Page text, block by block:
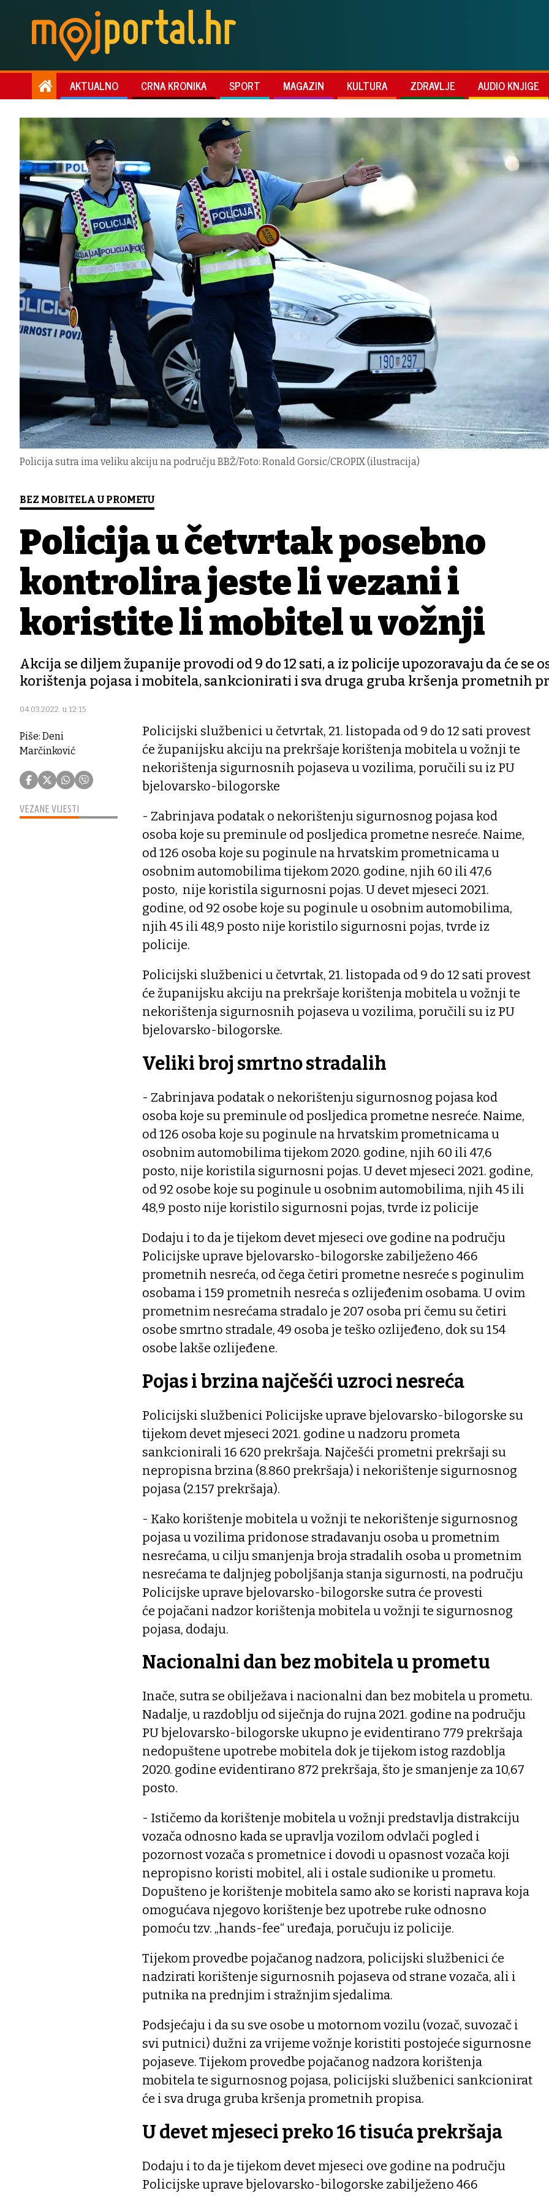
AKTUALNO CRNA KRONIKA SPORT MAGAZIN KULTURA ZDRAVLJE AUDIO KNJIGE
Policija sutra ima veliku akciju na području BBŽ/Foto: Ronald Gorsic/CROPIX (ilustracija)
BEZ MOBITELA U PROMETU
Policija u četvrtak posebno
kontrolira jeste li vezani i
koristite li mobitel u vožnji
Akcija se diljem županije provodi od 9 do 12 sati, a iz policije upozoravaju da će se
korištenja pojasa i mobitela, sankcionirati i sva druga gruba kršenja prometnih
04.03.2022. u 12:15
Piše: Deni
Marčinković
VEZANE VIJESTI
Policijski službenici u četvrtak, 21. listopada od 9 do 12 sati provest
će županijsku akciju na prekršaje korištenja mobitela u vožnji te
nekorištenja sigurnosnih pojaseva u vozilima, poručili su iz PU
bjelovarsko-bilogorske
- Zabrinjava podatak o nekorištenju sigurnosnog pojasa kod
osoba koje su preminule od posljedica prometne nesreće. Naime,
od 126 osoba koje su poginule na hrvatskim prometnicama u
osobnim automobilima tijekom 2020. godine, njih 60 ili 47,6
posto, nije koristila sigurnosni pojas. U devet mjeseci 2021.
godine, od 92 osobe koje su poginule u osobnim automobilima,
njih 45 ili 48,9 posto nije koristilo sigurnosni pojas, tvrde iz
policije.
Policijski službenici u četvrtak, 21. listopada od 9 do 12 sati provest
će županijsku akciju na prekršaje korištenja mobitela u vožnji te
nekorištenja sigurnosnih pojaseva u vozilima, poručili su iz PU
bjelovarsko-bilogorske.
Veliki broj smrtno stradalih
- Zabrinjava podatak o nekorištenju sigurnosnog pojasa kod
osoba koje su preminule od posljedica prometne nesreće. Naime,
od 126 osoba koje su poginule na hrvatskim prometnicama u
osobnim automobilima tijekom 2020. godine, njih 60 ili 47,6
posto, nije koristila sigurnosni pojas. U devet mjeseci 2021. godine,
od 92 osobe koje su poginule u osobnim automobilima, njih 45 ili
48,9 posto nije koristilo sigurnosni pojas, tvrde iz policije
Dodaju i to da je tijekom devet mjeseci ove godine na području
Policijske uprave bjelovarsko-bilogorske zabilježeno 466
prometnih nesreća, od čega četiri prometne nesreće s poginulim
osobama i 159 prometnih nesreća s ozlijeđenim osobama. U ovim
prometnim nesrećama stradalo je 207 osoba pri čemu su četiri
osobe smrtno stradale, 49 osoba je teško ozlijeđeno, dok su 154
osobe lakše ozlijeđene.
Pojas i brzina najčešći uzroci nesreća
Policijski službenici Policijske uprave bjelovarsko-bilogorske su
tijekom devet mjeseci 2021. godine u nadzoru prometa
sankcionirali 16 620 prekršaja. Najčešći prometni prekršaji su
nepropisna brzina (8.860 prekršaja) i nekorištenje sigurnosnog
pojasa (2.157 prekršaja).
- Kako korištenje mobitela u vožnji te nekorištenje sigurnosnog
pojasa u vozilima pridonose stradavanju osoba u prometnim
nesrećama, u cilju smanjenja broja stradalih osoba u prometnim
nesrećama te daljnjeg poboljšanja stanja sigurnosti, na području
Policijske uprave bjelovarsko-bilogorske sutra će provesti
će pojačani nadzor korištenja mobitela u vožnji te sigurnosnog
pojasa, dodaju.
Nacionalni dan bez mobitela u prometu
Inače, sutra se obilježava i nacionalni dan bez mobitela u prometu.
Nadalje, u razdoblju od siječnja do rujna 2021. godine na području
PU bjelovarsko-bilogorske ukupno je evidentirano 779 prekršaja
nedopuštene upotrebe mobitela dok je tijekom istog razdoblja
2020. godine evidentirano 872 prekršaja, što je smanjenje za 10,67
posto.
- Ističemo da korištenje mobitela u vožnji predstavlja distrakciju
vozača odnosno kada se upravlja vozilom odvlači pogled i
pozornost vozača s prometnice i dovodi u opasnost vozača koji
nepropisno koristi mobitel, ali i ostale sudionike u prometu.
Dopušteno je korištenje mobitela samo ako se koristi naprava koja
omogućava njegovo korištenje bez upotrebe ruke odnosno
pomoću tzv. „hands-fee“ uređaja, poručuju iz policije.
Tijekom provedbe pojačanog nadzora, policijski službenici će
nadzirati korištenje sigurnosnih pojaseva od strane vozača, ali i
putnika na prednjim i stražnjim sjedalima.
Podsjećaju i da su sve osobe u motornom vozilu (vozač, suvozač i
svi putnici) dužni za vrijeme vožnje koristiti postojeće sigurnosne
pojaseve. Tijekom provedbe pojačanog nadzora korištenja
mobitela te sigurnosnog pojasa, policijski službenici sankcionirat
će i sva druga gruba kršenja prometnih propisa.
U devet mjeseci preko 16 tisuća prekršaja
Dodaju i to da je tijekom devet mjeseci ove godine na području
Policijske uprave bjelovarsko-bilogorske zabilježeno 466